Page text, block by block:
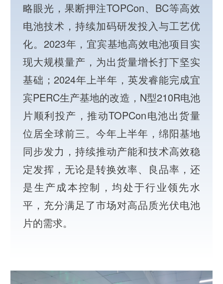
略眼光，果断押注TOPCon、BC等高效
电池技术，持续加码研发投入与工艺优
化。2023年，宜宾基地高效电池项目实
现大规模量产，为出货量增长打下坚实
基础；2024年上半年，英发睿能完成宜
宾PERC生产基地的改造，N型210R电池
片顺利投产，推动TOPCon电池出货量
位居全球前三。今年上半年，绵阳基地
同步发力，持续推动产能和技术高效稳
定发挥，无论是转换效率、良品率，还
是生产成本控制，均处于行业领先水
平，充分满足了市场对高品质光伏电池
片的需求。